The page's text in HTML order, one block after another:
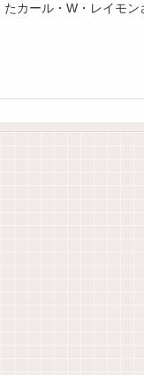
たカール・W・レイモン